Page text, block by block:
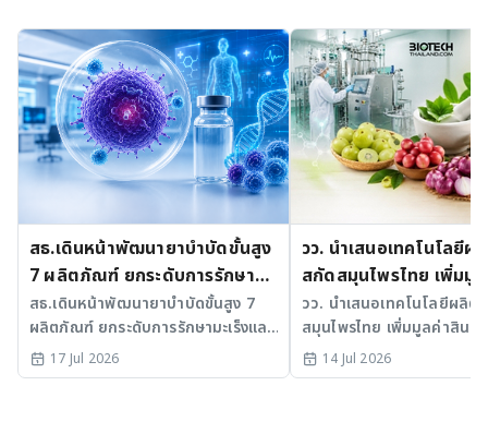
สธ.เดินหน้าพัฒนายาบำบัดขั้นสูง
7 ผลิตภัณฑ์ ยกระดับการรักษา
มะเร็งและ SLE
สธ.เดินหน้าพัฒนายาบำบัดขั้นสูง 7
ผลิตภัณฑ์ ยกระดับการรักษามะเร็งและ
SLE พร้อมเร่ง Medical AI
ประเทศไทย
17 Jul 2026
วว. นำเสนอเทคโนโลยีผ
สกัดสมุนไพรไทย เพิ่มมู
วว. นำเสนอเทคโนโลยีผลิต
สมุนไพรไทย เพิ่มมูลค่าสินค้า
14 Jul 2026